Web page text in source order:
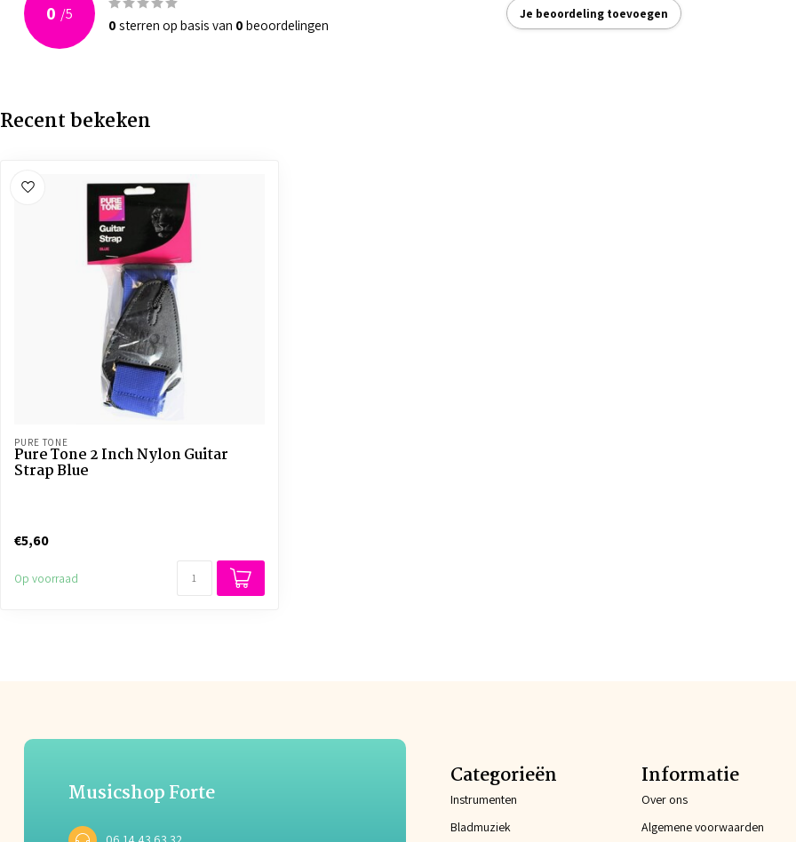
0 /5
0 sterren op basis van 0 beoordelingen
Je beoordeling toevoegen
Recent bekeken
PURE TONE
Pure Tone 2 Inch Nylon Guitar
Strap Blue
€5,60
Op voorraad
Musicshop Forte
Categorieën
Instrumenten
Bladmuziek
Informatie
Over ons
Algemene voorwaarden